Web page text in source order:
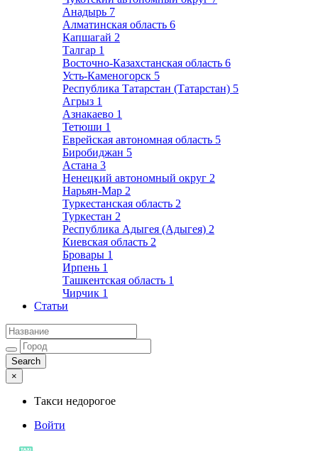
Анадырь 7
Алматинская область 6
Капшагай 2
Талгар 1
Восточно-Казахстанская область 6
Усть-Каменогорск 5
Республика Татарстан (Татарстан) 5
Агрыз 1
Азнакаево 1
Тетюши 1
Еврейская автономная область 5
Биробиджан 5
Астана 3
Ненецкий автономный округ 2
Нарьян-Мар 2
Туркестанская область 2
Туркестан 2
Республика Адыгея (Адыгея) 2
Киевская область 2
Бровары 1
Ирпень 1
Ташкентская область 1
Чирчик 1
Статьи
×
Такси недорогое
Войти